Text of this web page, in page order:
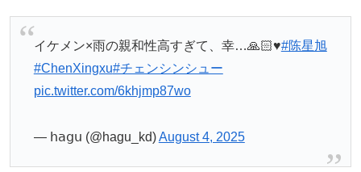
イケメン×雨の親和性高すぎて、幸…🙏🏻♥︎#陈星旭
#ChenXingxu#チェンシンシュー
pic.twitter.com/6khjmp87wo
— 𝗁𝖺𝗀𝗎 (@hagu_kd)August 4, 2025